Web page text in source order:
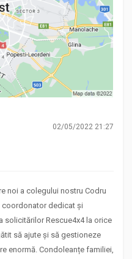
02/05/2022 21:27
noi a colegului nostru Codru
coordonator dedicat și
solicitărilor Rescue4x4 la orice
să ajute și să gestioneze
enormă. Condoleanțe familiei,